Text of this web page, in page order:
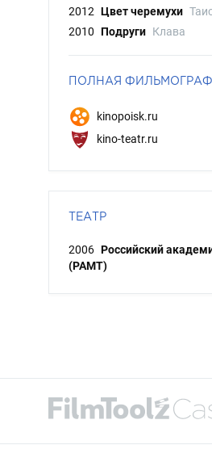
2012 Цвет черемухи
2010
Подруги Клава
ПОЛНАЯ
kinopoisk.ru
kino-teatr.ru
ТЕАТР
2006 Российский
(РАМТ)